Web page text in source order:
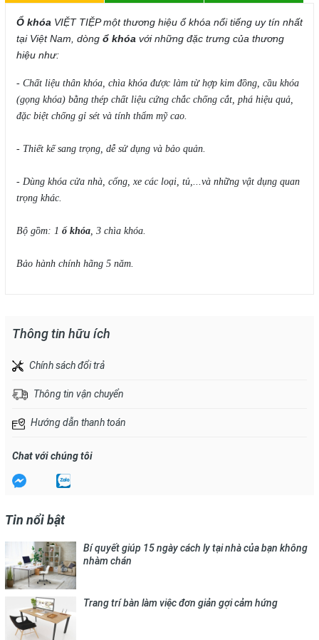
Ổ khóa VIỆT TIỆP một thương hiệu ổ khóa nổi tiếng uy tín nhất
tại Việt Nam, dòng ổ khóa với những đặc trưng của thương
hiệu như:
- Chất liệu thân khóa, chìa khóa được làm từ hợp kim đồng, cầu khóa
(gọng khóa) bằng thép chất liệu cứng chắc chống cắt, phá hiệu quả,
đặc biệt chống gỉ sét và tính thẩm mỹ cao.
- Thiết kế sang trọng, dễ sử dụng và bảo quản.
- Dùng khóa cửa nhà, cổng, xe các loại, tủ,...và những vật dụng quan
trọng khác.
Bộ gồm: 1 ổ khóa, 3 chìa khóa.
Bảo hành chính hãng 5 năm.
Thông tin hữu ích
Chính sách đổi trả
Thông tin vận chuyển
Hướng dẫn thanh toán
Chat với chúng tôi
Tin nổi bật
Bí quyết giúp 15 ngày cách ly tại nhà của bạn không
nhàm chán
Trang trí bàn làm việc đơn giản gợi cảm hứng